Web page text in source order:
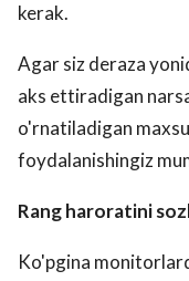
kerak.
Agar siz deraza
aks ettiradigan
o'rnatiladigan
foydalanishingiz
Rang haroratini
Ko'pgina